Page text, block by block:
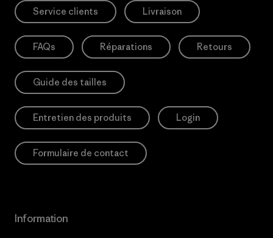
Service clients Livraison
FAQs Réparations Retours
Guide des tailles
Entretien des produits Login
Formulaire de contact
Information